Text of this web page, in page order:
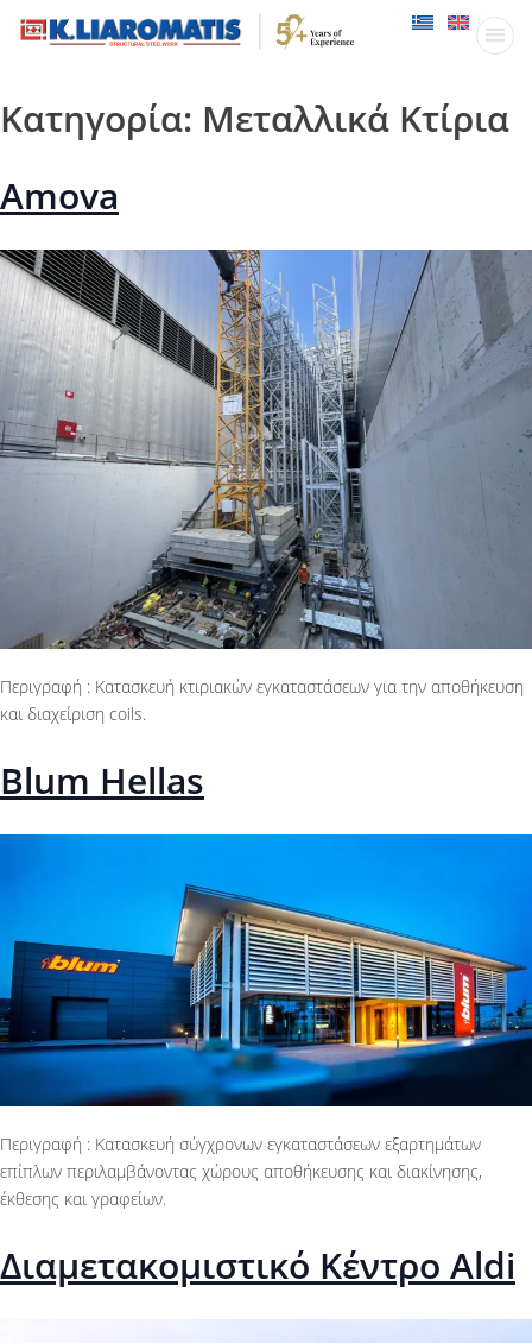
Κατηγορία: Μεταλλικά Κτίρια
Amova
Περιγραφή : Κατασκευή κτιριακών εγκαταστάσεων για την αποθήκευση
και διαχείριση coils.
Blum Hellas
Περιγραφή : Κατασκευή σύγχρονων εγκαταστάσεων εξαρτημάτων
επίπλων περιλαμβάνοντας χώρους αποθήκευσης και διακίνησης,
έκθεσης και γραφείων.
Διαμετακομιστικό Κέντρο Aldi